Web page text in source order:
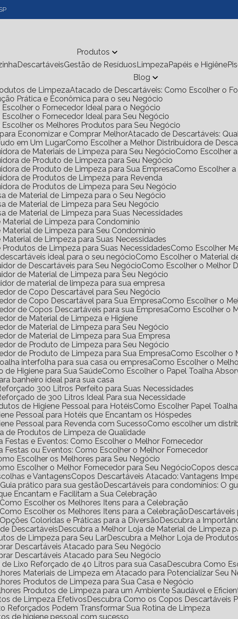
Produtos
Descartáveis Gestão de Resíduos Limpeza Papéis e Higiêne
Blog
de Limpeza Atacado de Descartáveis: Como Escolher o
Prática e Econômica para o seu Negócio
Escolher o Fornecedor Ideal para o Negócio
o Fornecedor Ideal para Seu Negócio
Escolher os Melhores Produtos para Seu Negócio
Economizar e Comprar Melhor Atacado de Descartáveis:
em Um Lugar
Como Escolher a Melhor Distribuidora de
de Materiais de Limpeza para Seu Negócio
Como
de Produto de Limpeza para Seu Negócio
de Produto de Limpeza para Sua Empresa
Como Escolher
de Produtos de Limpeza para Revenda
de Produtos de Limpeza para Seu Negócio
de Material de Limpeza para o Seu Negócio
de Material de Limpeza para Seu Negócio
de Material de Limpeza para Suas Necessidades
Material de Limpeza para Condomínio
Material de Limpeza para Seu Condomínio
Material de Limpeza para Suas Necessidades
Produtos de Limpeza para Suas Necessidades
Como Escolher
ideal para o seu negócio
Como Escolher o Material
de Descartáveis para Seu Negócio
Como Escolher o Melhor
de Material de Limpeza para Seu Negócio
de material de limpeza para sua empresa
de Copo Descartável para Seu Negócio
de Copo Descartável para Sua Empresa
Como Escolher o
de Copos Descartáveis para sua Empresa
Como Escolher o
de Material de Limpeza e Higiene
de Material de Limpeza para Seu Negócio
de Material de Limpeza para Sua Empresa
de Produto de Limpeza para Seu Negócio
de Produto de Limpeza para Sua Empresa
Como Escolher
interfolha para sua casa ou empresa
Como Escolher o
de Higiene para Sua Saúde
Como Escolher o Papel Toalha
banheiro ideal para sua casa
300 Litros Perfeito para Suas Necessidades
de 300 Litros Ideal Para sua Necessidade
de Higiene Pessoal para Hotéis
Como Escolher Papel
Pessoal para Hotéis que Encantam os Hóspedes
Pessoal para Revenda com Sucesso
Como escolher um
de Produtos de Limpeza de Qualidade
Festas e Eventos: Como Escolher o Melhor Fornecedor
Festas ou Eventos: Como Escolher o Melhor Fornecedor
Escolher os Melhores para Seu Negócio
Escolher o Melhor Fornecedor para Seu Negócio
Copos
e Vantagens
Copos Descartáveis Atacado: Vantagens
prático para sua gestão
Descartáveis para condomínios: O
Encantam e Facilitam a Sua Celebração
Escolher os Melhores Itens para a Celebração
Escolher os Melhores Itens para a Celebração
Coloridas e Práticas para a Diversão
Descubra a
Descartáveis
Descubra a Melhor Loja de Material de Limpeza
de Limpeza para Seu Lar
Descubra a Melhor Loja de
Descartáveis Atacado para Seu Negócio
Descartáveis Atacado para Seu Negócio
de Lixo Reforçado de 40 Litros para sua Casa
Descubra Como
Materiais de Limpeza em Atacado para Potencializar Seu
Produtos de Limpeza para Sua Casa e Negócio
Produtos de Limpeza para um Ambiente Saudável e
de Limpeza Efetivos
Descubra Como os Copos Descartáveis
Reforçados Podem Transformar Sua Rotina de Limpeza
de higiene pessoal com sucesso